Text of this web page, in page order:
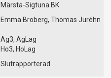
Märsta-Sigtuna BK
Emma Broberg, Thomas Juréhn
Ag3, AgLag
Ho3, HoLag
Slutrapporterad